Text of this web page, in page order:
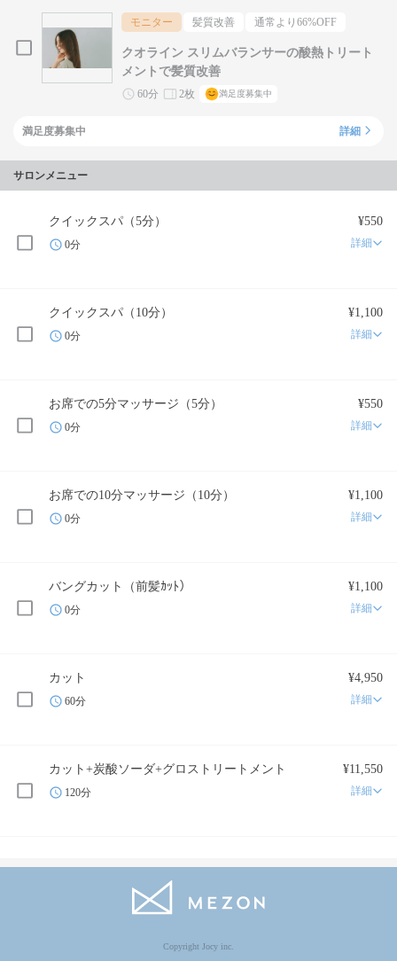
モニター 髪質改善 通常より 66%OFF
クオライン スリムバランサーの酸熱トリート
メントで髪質改善
60分 2枚 満足度募集中
満足度募集中 詳細
サロンメニュー
クイックスパ（5分） ¥550
0分 詳細
クイックスパ（10分） ¥1,100
0分 詳細
お席での5分マッサージ（5分） ¥550
0分 詳細
お席での10分マッサージ（10分） ¥1,100
0分 詳細
バングカット（前髪ｶｯﾄ） ¥1,100
0分 詳細
カット ¥4,950
60分 詳細
カット+炭酸ソーダ+グロストリートメント ¥11,550
120分 詳細
Copyright Jocy inc.